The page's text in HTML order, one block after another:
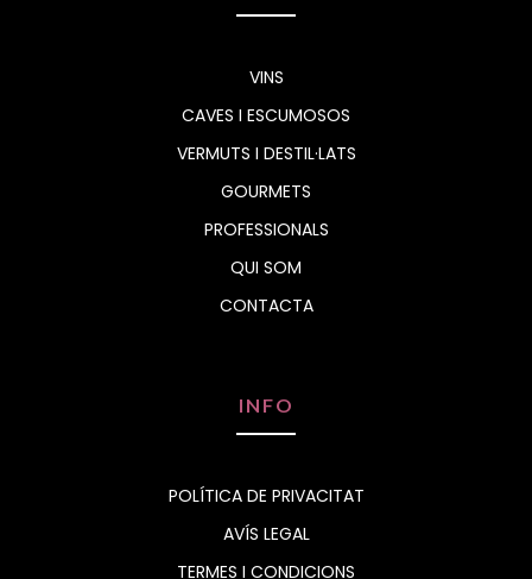
VINS
CAVES I ESCUMOSOS
VERMUTS I DESTIL·LATS
GOURMETS
PROFESSIONALS
QUI SOM
CONTACTA
INFO
POLÍTICA DE PRIVACITAT
AVÍS LEGAL
TERMES I CONDICIONS